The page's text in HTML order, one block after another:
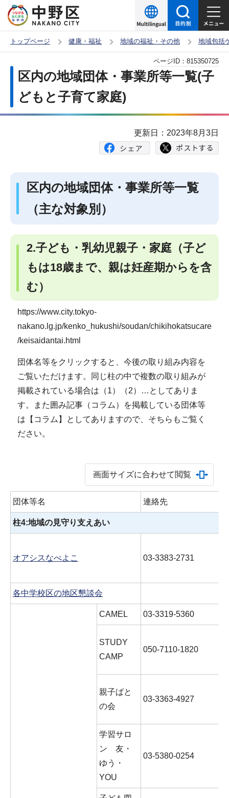
の
ー
トップページ 健康・福祉 地域の福祉・その他 地域包括
か
区内の地域団体・事業所等一覧(子
どもと子育て家庭)
ページID： 815350725
更新日：2023年8月3日
区内の地域団体・事業所等一覧
（主な対象別）
2.子ども・乳幼児親子・家庭 （子ど
もは18歳まで、親は妊産期からを含
む）
https://www.city.tokyo-
nakano.lg.jp/kenko_hukushi/soudan/chikihokatsucare
/keisaidantai.html
団体名等をクリックすると、今後の取り組み内容を
ご覧いただけます。同じ柱の中で複数の取り組みが
掲載されている場合は（1）（2）…としてありま
す。また囲み記事（コラム）を掲載している団体等
は【コラム】としてありますので、そちらもご覧く
ださい。
画面サイズに合わせて閲覧
団体等名 連絡先
柱4:地域の見守り支えあい
オアシスなべよこ 03-3383-2731
各中学校区の地区懇談会
CAMEL 03-3319-5360
STUDY
CAMP
050-7110-1820
親子ばと
の会
03-3363-4927
学習サロ
ン 友・
ゆう・
YOU
03-5380-0254